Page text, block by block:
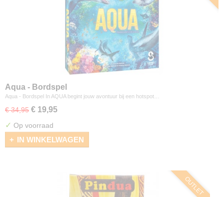
Aqua - Bordspel
Aqua - Bordspel In AQUA begint jouw avontuur bij een hotspot…
€ 34,95 € 19,95
✓ Op voorraad
IN WINKELWAGEN
OUTLET